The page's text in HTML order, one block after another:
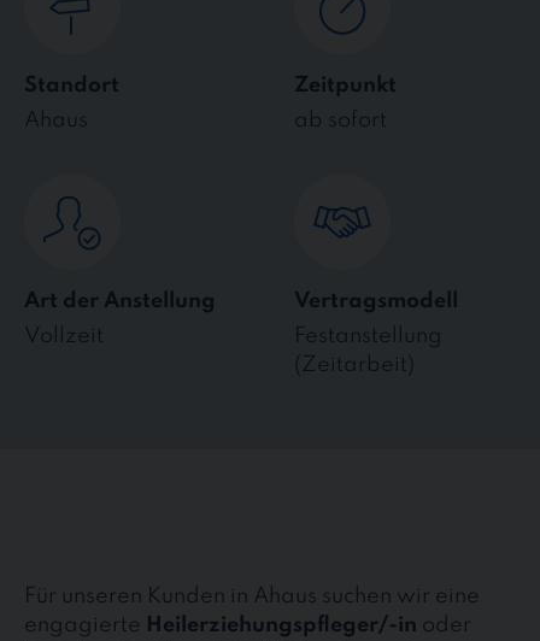
Standort
Ahaus
Zeitpunkt
ab sofort
Art der Anstellung
Vollzeit
Vertragsmodell
Festanstellung
(Zeitarbeit)
Für unseren Kunden in Ahaus suchen wir eine
engagierte
Heilerziehungspfleger/-in oder